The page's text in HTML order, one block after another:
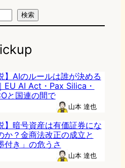
検索
】AIのルールは誰が決める
EU AI Act・Pax Silica・
と国連の間で
山本 達也
】暗号資産は有価証券にな
か？金商法改正の成立と
付き」の危うさ
山本 達也